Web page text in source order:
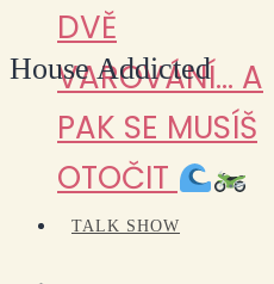
DVĚ
VAROVÁNÍ… A
PAK SE MUSÍŠ
OTOČIT
TALK SHOW
House Addicted